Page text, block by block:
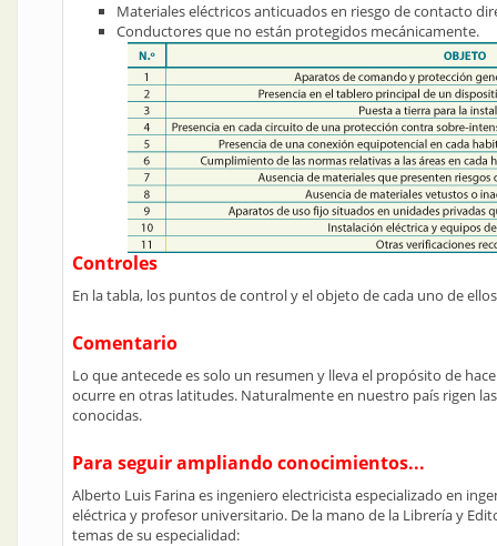
Materiales eléctricos anticuados en riesgo de contacto
Conductores que no están protegidos mecánicamente.
Controles
En la tabla, los puntos de control y el objeto de cada uno de
Comentario
Lo que antecede es solo un resumen y lleva el propósito de
ocurre en otras latitudes. Naturalmente en nuestro país rigen
conocidas.
Para seguir ampliando conocimientos...
Alberto Luis Farina es ingeniero electricista especializado en
eléctrica y profesor universitario. De la mano de la Librería y
temas de su especialidad: